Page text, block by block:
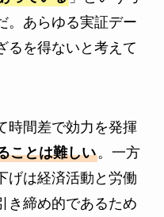
。あらゆる実証デー
るを得ないと考えて
時間差で効力を発揮
ことは難しい。一方
げは経済活動と労働
き締め的であるため